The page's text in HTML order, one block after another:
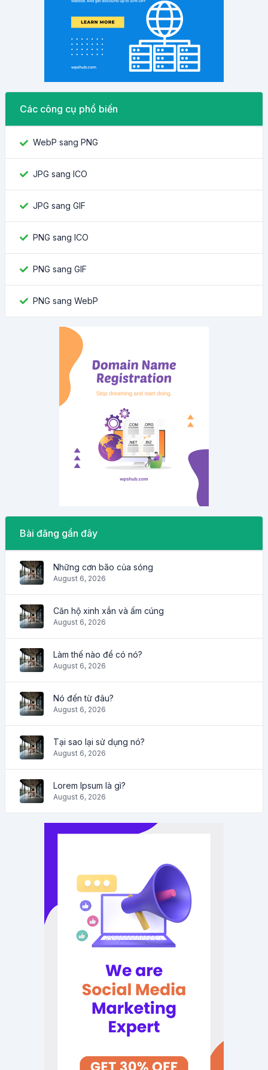
Các công cụ phổ biến
WebP sang PNG
JPG sang ICO
JPG sang GIF
PNG sang ICO
PNG sang GIF
PNG sang WebP
Bài đăng gần đây
Những cơn bão của sóng
August 6, 2026
Căn hộ xinh xắn và ấm cúng
August 6, 2026
Làm thế nào để có nó?
August 6, 2026
Nó đến từ đâu?
August 6, 2026
Tại sao lại sử dụng nó?
August 6, 2026
Lorem Ipsum là gì?
August 6, 2026